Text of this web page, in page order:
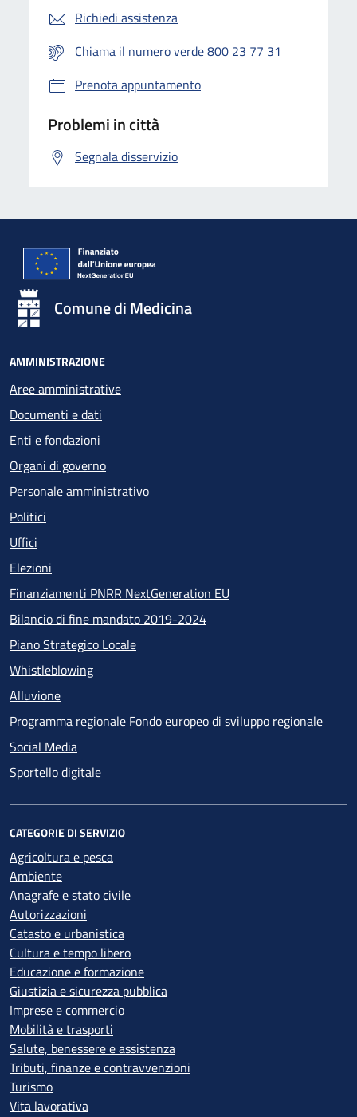
Richiedi assistenza
Chiama il numero verde 800 23 77 31
Prenota appuntamento
Problemi in città
Segnala disservizio
Comune di Medicina
AMMINISTRAZIONE
Aree amministrative
Documenti e dati
Enti e fondazioni
Organi di governo
Personale amministrativo
Politici
Uffici
Elezioni
Finanziamenti PNRR NextGeneration EU
Bilancio di fine mandato 2019-2024
Piano Strategico Locale
Whistleblowing
Alluvione
Programma regionale Fondo europeo di sviluppo regionale
Social Media
Sportello digitale
CATEGORIE DI SERVIZIO
Agricoltura e pesca
Ambiente
Anagrafe e stato civile
Autorizzazioni
Catasto e urbanistica
Cultura e tempo libero
Educazione e formazione
Giustizia e sicurezza pubblica
Imprese e commercio
Mobilità e trasporti
Salute, benessere e assistenza
Tributi, finanze e contravvenzioni
Turismo
Vita lavorativa